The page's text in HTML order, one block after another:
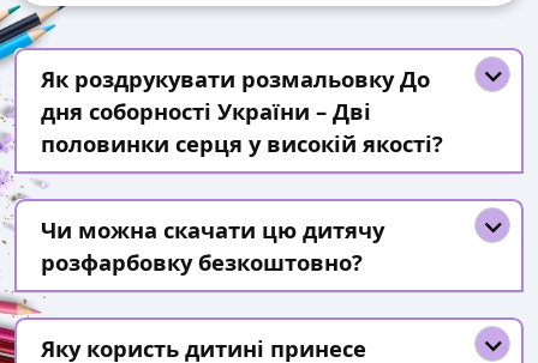
Як роздрукувати розмальовку До
дня соборності України – Дві
половинки серця у високій якості?
Чи можна скачати цю дитячу
розфарбовку безкоштовно?
Яку користь дитині принесе